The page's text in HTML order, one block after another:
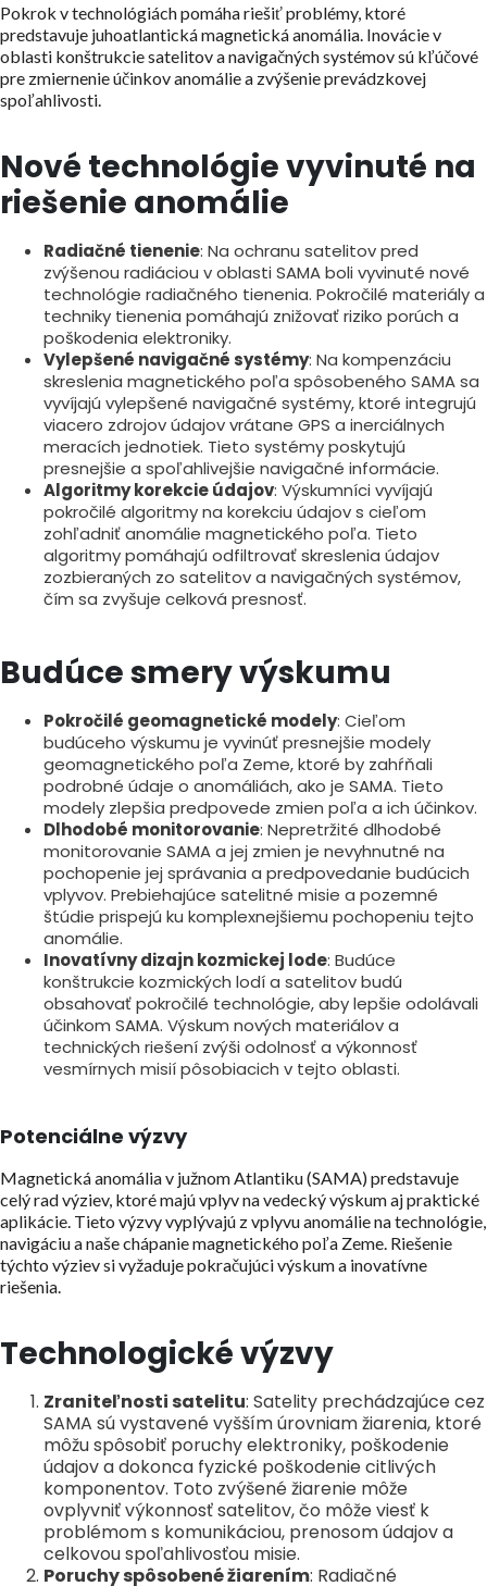
Pokrok v technológiách pomáha riešiť problémy, ktoré
predstavuje juhoatlantická magnetická anomália. Inovácie v
oblasti konštrukcie satelitov a navigačných systémov sú kľúčové
pre zmiernenie účinkov anomálie a zvýšenie prevádzkovej
spoľahlivosti.
Nové technológie vyvinuté na
riešenie anomálie
Radiačné tienenie: Na ochranu satelitov pred
zvýšenou radiáciou v oblasti SAMA boli vyvinuté nové
technológie radiačného tienenia. Pokročilé materiály a
techniky tienenia pomáhajú znižovať riziko porúch a
poškodenia elektroniky.
Vylepšené navigačné systémy: Na kompenzáciu
skreslenia magnetického poľa spôsobeného SAMA sa
vyvíjajú vylepšené navigačné systémy, ktoré integrujú
viacero zdrojov údajov vrátane GPS a inerciálnych
meracích jednotiek. Tieto systémy poskytujú
presnejšie a spoľahlivejšie navigačné informácie.
Algoritmy korekcie údajov: Výskumníci vyvíjajú
pokročilé algoritmy na korekciu údajov s cieľom
zohľadniť anomálie magnetického poľa. Tieto
algoritmy pomáhajú odfiltrovať skreslenia údajov
zozbieraných zo satelitov a navigačných systémov,
čím sa zvyšuje celková presnosť.
Budúce smery výskumu
Pokročilé geomagnetické modely: Cieľom
budúceho výskumu je vyvinúť presnejšie modely
geomagnetického poľa Zeme, ktoré by zahŕňali
podrobné údaje o anomáliách, ako je SAMA. Tieto
modely zlepšia predpovede zmien poľa a ich účinkov.
Dlhodobé monitorovanie: Nepretržité dlhodobé
monitorovanie SAMA a jej zmien je nevyhnutné na
pochopenie jej správania a predpovedanie budúcich
vplyvov. Prebiehajúce satelitné misie a pozemné
štúdie prispejú ku komplexnejšiemu pochopeniu tejto
anomálie.
Inovatívny dizajn kozmickej lode: Budúce
konštrukcie kozmických lodí a satelitov budú
obsahovať pokročilé technológie, aby lepšie odolávali
účinkom SAMA. Výskum nových materiálov a
technických riešení zvýši odolnosť a výkonnosť
vesmírnych misií pôsobiacich v tejto oblasti.
Potenciálne výzvy
Magnetická anomália v južnom Atlantiku (SAMA) predstavuje
celý rad výziev, ktoré majú vplyv na vedecký výskum aj praktické
aplikácie. Tieto výzvy vyplývajú z vplyvu anomálie na technológie,
navigáciu a naše chápanie magnetického poľa Zeme. Riešenie
týchto výziev si vyžaduje pokračujúci výskum a inovatívne
riešenia.
Technologické výzvy
Zraniteľnosti satelitu: Satelity prechádzajúce cez
SAMA sú vystavené vyšším úrovniam žiarenia, ktoré
môžu spôsobiť poruchy elektroniky, poškodenie
údajov a dokonca fyzické poškodenie citlivých
komponentov. Toto zvýšené žiarenie môže
ovplyvniť výkonnosť satelitov, čo môže viesť k
problémom s komunikáciou, prenosom údajov a
celkovou spoľahlivosťou misie.
Poruchy spôsobené žiarením: Radiačné